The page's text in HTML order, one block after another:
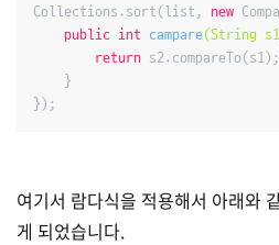
Collections.sort(list, new
public int campare(String
return s2.compareTo(s1);
    }
});
여기서 람다식을 적용해서 아래와
게 되었습니다.